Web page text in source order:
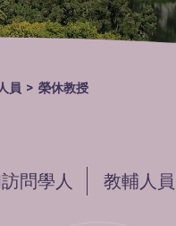
員 > 榮休教授
問學人 教輔人員